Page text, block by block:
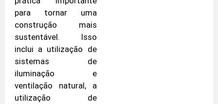
para tornar uma
construção mais
sustentável. Isso
inclui a utilização de
sistemas de
iluminação e
ventilação natural, a
utilização de